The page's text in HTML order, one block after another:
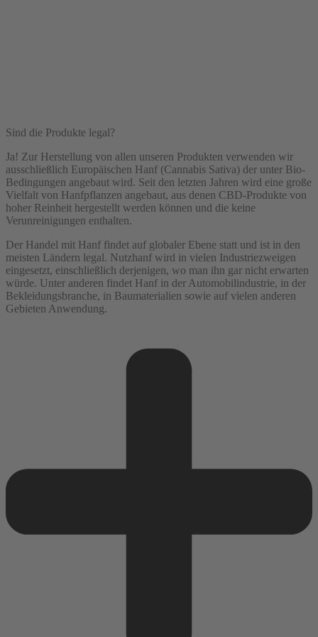
Sind die Produkte legal?
Ja! Zur Herstellung von allen unseren Produkten verwenden wir
ausschließlich Europäischen Hanf (Cannabis Sativa) der unter Bio-
Bedingungen angebaut wird. Seit den letzten Jahren wird eine große
Vielfalt von Hanfpflanzen angebaut, aus denen CBD-Produkte von
hoher Reinheit hergestellt werden können und die keine
Verunreinigungen enthalten.
Der Handel mit Hanf findet auf globaler Ebene statt und ist in den
meisten Ländern legal. Nutzhanf wird in vielen Industriezweigen
eingesetzt, einschließlich derjenigen, wo man ihn gar nicht erwarten
würde. Unter anderen findet Hanf in der Automobilindustrie, in der
Bekleidungsbranche, in Baumaterialien sowie auf vielen anderen
Gebieten Anwendung.